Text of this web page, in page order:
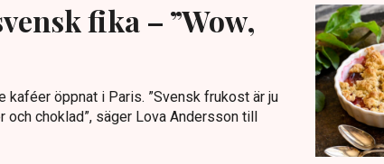
fika – ”Wow,
kaféer öppnat i Paris. ”Svensk frukost är ju
choklad”, säger Lova Andersson till